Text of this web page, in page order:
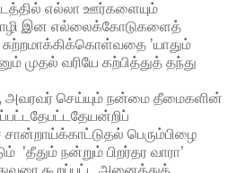
எல்லா ஊர்களையும்
இன எல்லைக்கோடுகளைத்
’யாதும்
முதல் வரியே கற்பித்துத் தந்து
அவரவர் செய்யும் நன்மை தீமைகளின்
பெரும்பிழை
’தீதும் நன்றும் பிறர்தர வாரா’